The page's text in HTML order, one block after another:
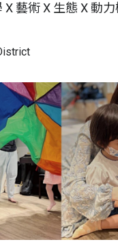
藝術 X 生態 X 動